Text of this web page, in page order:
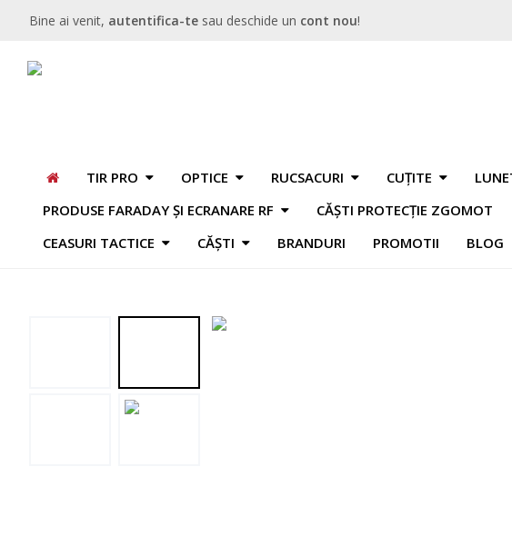
Bine ai venit, autentifica-te sau deschide un cont nou!
TIR PRO OPTICE RUCSACURI CUȚITE
PRODUSE FARADAY ȘI ECRANARE RF
CĂȘTI PROTECȚIE ZGOMOT
CEASURI TACTICE
CĂȘTI BRANDURI PROMOTII BLOG